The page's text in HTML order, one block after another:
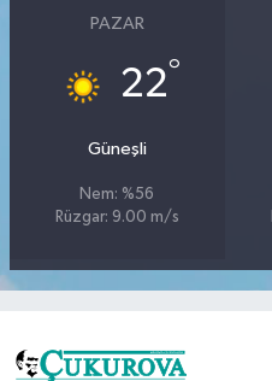
PAZAR
22°
Güneşli
Nem: %56
Rüzgar: 9.00 m/s